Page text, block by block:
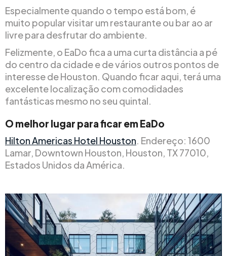
Especialmente quando o tempo está bom, é
muito popular visitar um restaurante ou bar ao ar
livre para desfrutar do ambiente.
Felizmente, o EaDo fica a uma curta distância a pé
do centro da cidade e de vários outros pontos de
interesse de Houston. Quando ficar aqui, terá uma
excelente localização com comodidades
fantásticas mesmo no seu quintal.
O melhor lugar para ficar em EaDo
Hilton Americas Hotel Houston. Endereço: 1600
Lamar, Downtown Houston, Houston, TX 77010,
Estados Unidos da América.